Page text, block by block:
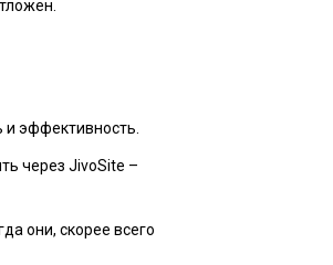
эффективность.
через JivoSite –
они, скорее всего